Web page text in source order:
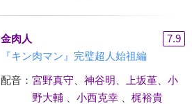
金肉人
7.9
『キン肉マン』完璧超人始祖編
配音： 宮野真守 神谷明 上坂堇、 小
野大輔
小西克幸 梶裕貴